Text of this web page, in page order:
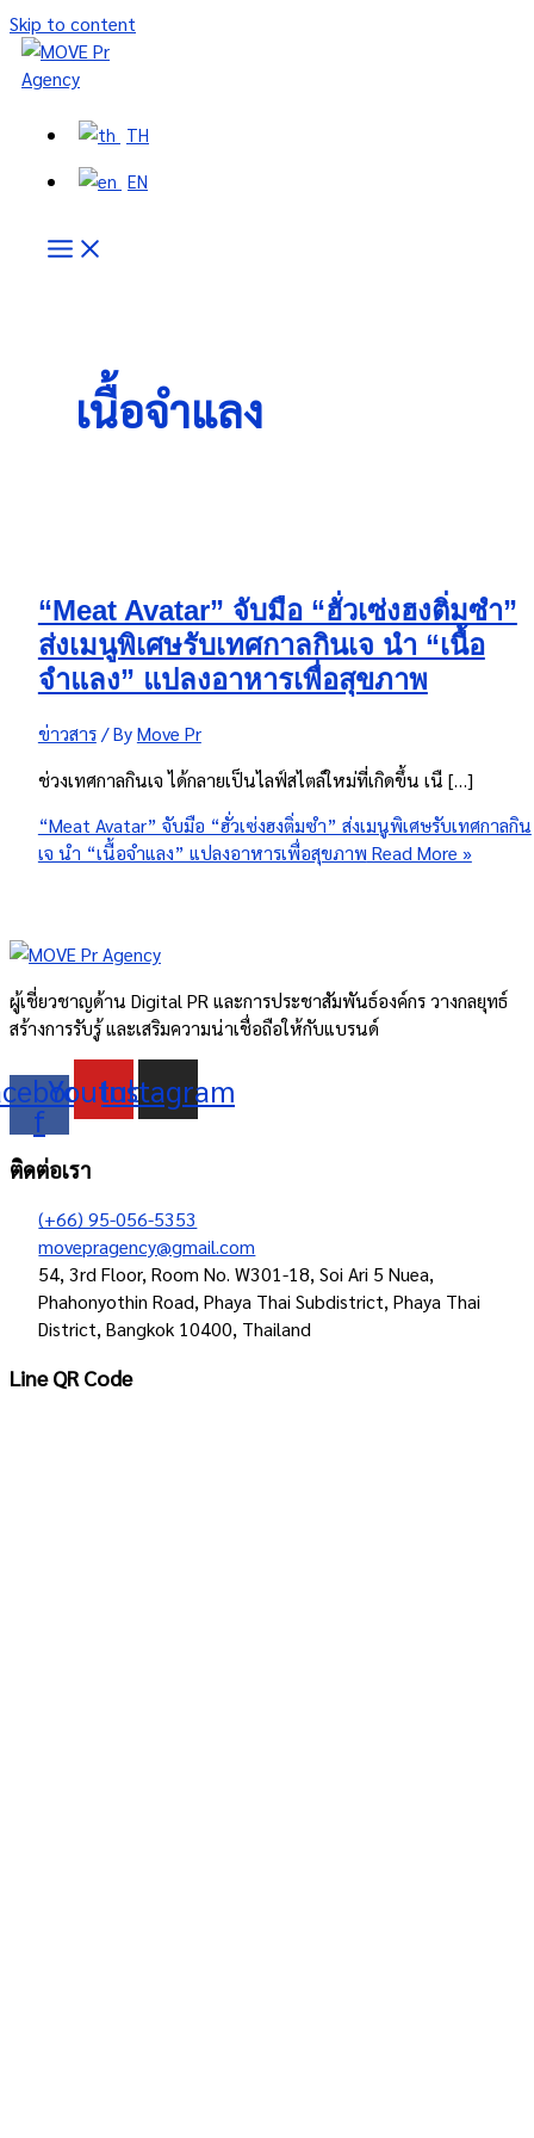
Skip to content
TH
EN
เนื้อจำแลง
“Meat Avatar” จับมือ “ฮั่วเซ่งฮงติ่มซำ”
ส่งเมนูพิเศษรับเทศกาลกินเจ นำ “เนื้อ
จำแลง” แปลงอาหารเพื่อสุขภาพ
ข่าวสาร/ ByMove Pr
ช่วงเทศกาลกินเจ ได้กลายเป็นไลฟ์สไตล์ใหม่ที่เกิดขึ้น เนื […]
“Meat Avatar” จับมือ “ฮั่วเซ่งฮงติ่มซำ” ส่งเมนูพิเศษรับเทศกาลกิน
เจ นำ “เนื้อจำแลง” แปลงอาหารเพื่อสุขภาพ Read More »
ผู้เชี่ยวชาญด้าน Digital PR และการประชาสัมพันธ์องค์กร วางกลยุทธ์
สร้างการรับรู้ และเสริมความน่าเชื่อถือให้กับแบรนด์
f
Youtube
Instagram
ติดต่อเรา
(+66) 95-056-5353
movepragency@gmail.com
54, 3rd Floor, Room No. W301-18, Soi Ari 5 Nuea,
Phahonyothin Road, Phaya Thai Subdistrict, Phaya Thai
District, Bangkok 10400, Thailand
Line QR Code